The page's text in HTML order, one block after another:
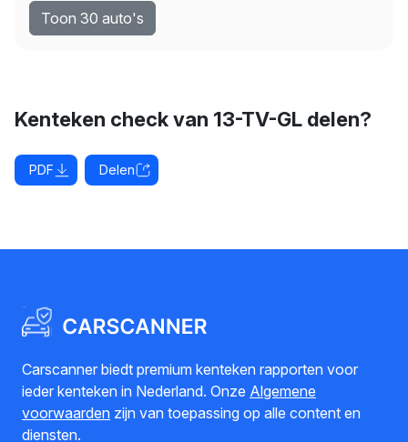
Toon 30 auto's
Kenteken check van 13-TV-GL delen?
PDF Delen
Carscanner biedt premium kenteken rapporten voor
ieder kenteken in Nederland. Onze Algemene
voorwaarden zijn van toepassing op alle content en
diensten.